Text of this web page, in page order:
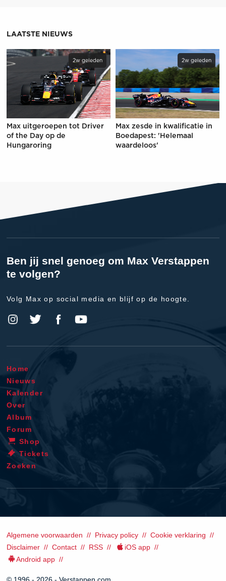
LAATSTE NIEUWS
2w geleden
Max uitgeroepen tot Driver
of the Day op de
Hungaroring
2w geleden
Max zesde in kwalificatie in
Boedapest: 'Helemaal
waardeloos'
Ben jij snel genoeg om Max Verstappen
te volgen?
Volg Max op social media en blijf op de hoogte.
Home
Nieuws
Kalender
Over
Album
Forum
Shop
Tickets
Zoeken
Algemene voorwaarden Privacy policy
Cookie verklaring
Disclaimer
Contact RSS
iOS app
Android app